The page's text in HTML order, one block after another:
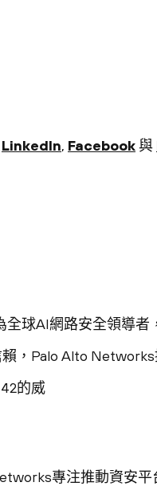
LinkedIn, Facebook與
球AI網路安全領導
，Palo Alto
的威
專注推動資安